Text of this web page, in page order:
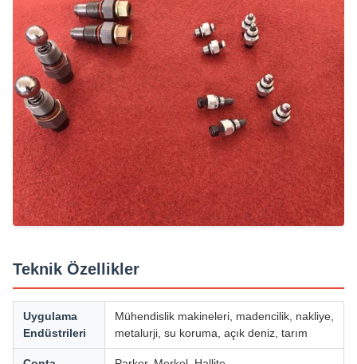
Teknik Özellikler
Uygulama
Endüstrileri
Mühendislik makineleri, madencilik, nakliye,
metalurji, su koruma, açık deniz, tarım